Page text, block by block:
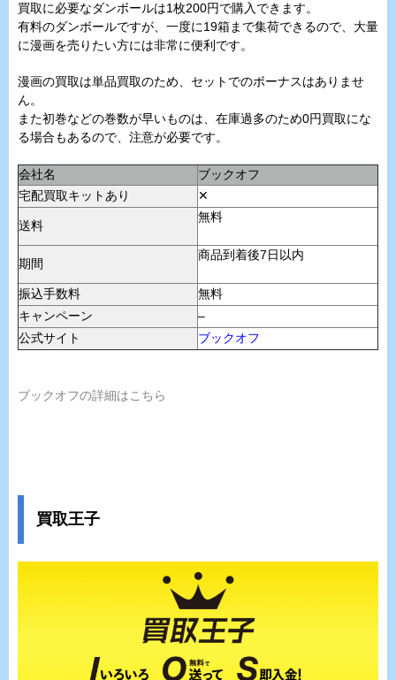
買取に必要なダンボールは1枚200円で購入できます。
有料のダンボールですが、一度に19箱まで集荷できるので、大量
に漫画を売りたい方には非常に便利です。
漫画の買取は単品買取のため、セットでのボーナスはありませ
ん。
また初巻などの巻数が早いものは、在庫過多のため0円買取にな
る場合もあるので、注意が必要です。
会社名
ブックオフ
宅配買取キットあり
✕
送料
無料
期間
商品到着後7日以内
振込手数料
無料
キャンペーン
–
公式サイト
ブックオフ
ブックオフの詳細はこちら
買取王子